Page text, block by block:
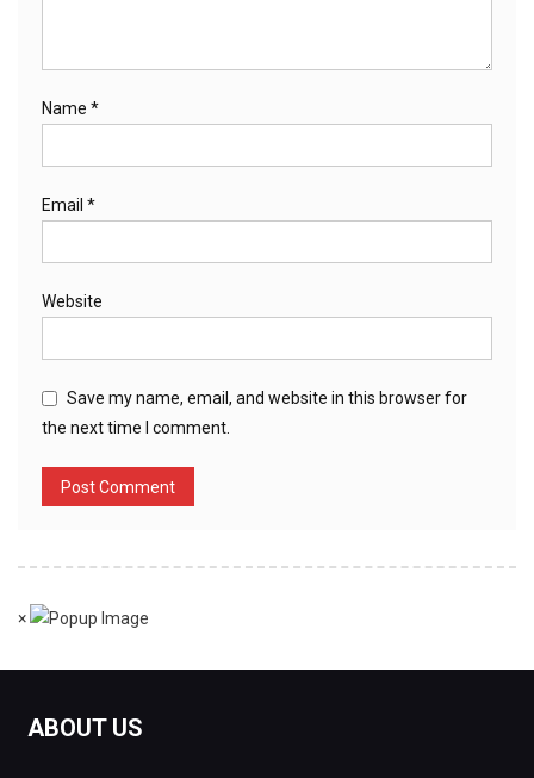
Name *
Email *
Website
Save my name, email, and website in this browser for
the next time I comment.
×
ABOUT US